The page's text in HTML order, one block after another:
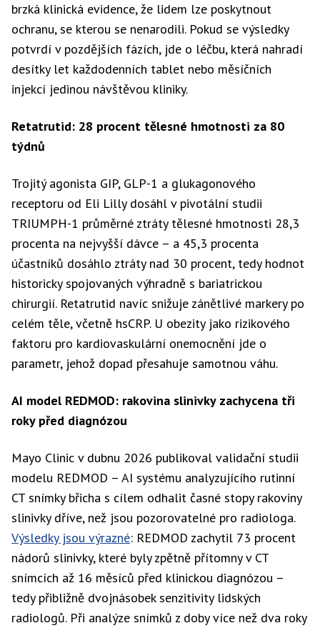
brzká klinická evidence, že lidem lze poskytnout
ochranu, se kterou se nenarodili. Pokud se výsledky
potvrdí v pozdějších fázích, jde o léčbu, která nahradí
desítky let každodenních tablet nebo měsíčních
injekcí jedinou návštěvou kliniky.
Retatrutid: 28 procent tělesné hmotnosti za 80
týdnů
Trojitý agonista GIP, GLP-1 a glukagonového
receptoru od Eli Lilly dosáhl v pivotální studii
TRIUMPH-1 průměrné ztráty tělesné hmotnosti 28,3
procenta na nejvyšší dávce – a 45,3 procenta
účastníků dosáhlo ztráty nad 30 procent, tedy hodnot
historicky spojovaných výhradně s bariatrickou
chirurgií. Retatrutid navíc snižuje zánětlivé markery po
celém těle, včetně hsCRP. U obezity jako rizikového
faktoru pro kardiovaskulární onemocnění jde o
parametr, jehož dopad přesahuje samotnou váhu.
AI model REDMOD: rakovina slinivky zachycena tři
roky před diagnózou
Mayo Clinic v dubnu 2026 publikoval validační studii
modelu REDMOD – AI systému analyzujícího rutinní
CT snímky břicha s cílem odhalit časné stopy rakoviny
slinivky dříve, než jsou pozorovatelné pro radiologa.
Výsledky jsou výrazné: REDMOD zachytil 73 procent
nádorů slinivky, které byly zpětně přítomny v CT
snímcích až 16 měsíců před klinickou diagnózou –
tedy přibližně dvojnásobek senzitivity lidských
radiologů. Při analýze snímků z doby více než dva roky